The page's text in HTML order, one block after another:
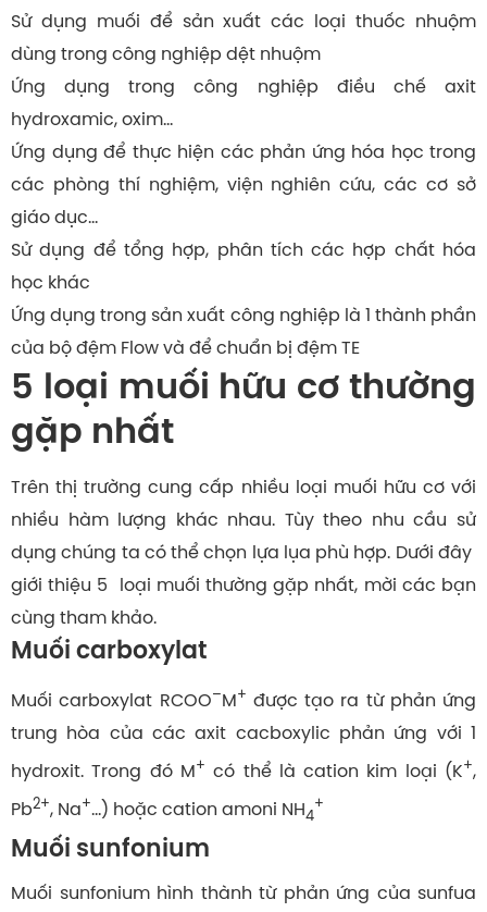
Sử dụng muối để sản xuất các loại thuốc nhuộm
dùng trong công nghiệp dệt nhuộm
Ứng dụng trong công nghiệp điều chế axit
hydroxamic, oxim…
Ứng dụng để thực hiện các phản ứng hóa học trong
các phòng thí nghiệm, viện nghiên cứu, các cơ sở
giáo dục…
Sử dụng để tổng hợp, phân tích các hợp chất hóa
học khác
Ứng dụng trong sản xuất công nghiệp là 1 thành phần
của bộ đệm Flow và để chuẩn bị đệm TE
5 loại muối hữu cơ thường
gặp nhất
Trên thị trường cung cấp nhiều loại muối hữu cơ với
nhiều hàm lượng khác nhau. Tùy theo nhu cầu sử
dụng chúng ta có thể chọn lựa lụa phù hợp. Dưới đây
giới thiệu 5 loại muối thường gặp nhất, mời các bạn
cùng tham khảo.
Muối carboxylat
Muối carboxylat RCOO–M+ được tạo ra từ phản ứng
trung hòa của các axit cacboxylic phản ứng với 1
hydroxit. Trong đó M+ có thể là cation kim loại (K+,
Pb2+, Na+…) hoặc cation amoni NH4
+
Muối sunfonium
Muối sunfonium hình thành từ phản ứng của sunfua